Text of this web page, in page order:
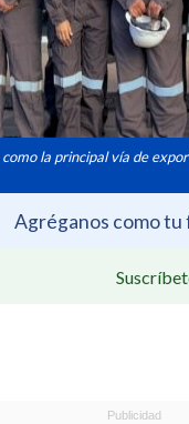
la principal vía de
Agréganos como